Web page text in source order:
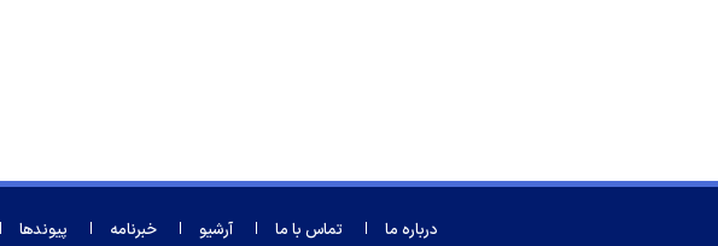
درباره ما تماس با ما آرشیو خبرنامه پیوندها